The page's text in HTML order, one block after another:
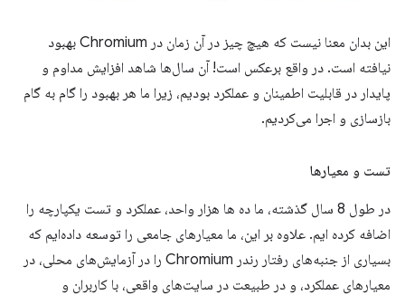
این بدان معنا نیست که هیچ چیز در آن زمان در Chromium بهبود
نیافته است. در واقع برعکس است! آن سال‌ها شاهد افزایش مداوم و
پایدار در قابلیت اطمینان و عملکرد بودیم، زیرا ما هر بهبود را گام به گام
بازسازی و اجرا می‌کردیم.
تست و معیارها
در طول 8 سال گذشته، ما ده ها هزار واحد، عملکرد و تست یکپارچه را
اضافه کرده ایم. علاوه بر این، ما معیارهای جامعی را توسعه داده‌ایم که
بسیاری از جنبه‌های رفتار رندر Chromium را در آزمایش‌های محلی، در
معیارهای عملکرد، و در طبیعت در سایت‌های واقعی، با کاربران و